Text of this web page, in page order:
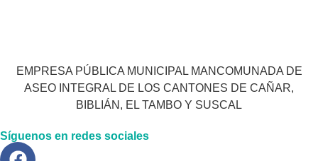
EMPRESA PÚBLICA MUNICIPAL MANCOMUNADA DE
ASEO INTEGRAL DE LOS CANTONES DE CAÑAR,
BIBLIÁN, EL TAMBO Y SUSCAL
Síguenos en redes sociales